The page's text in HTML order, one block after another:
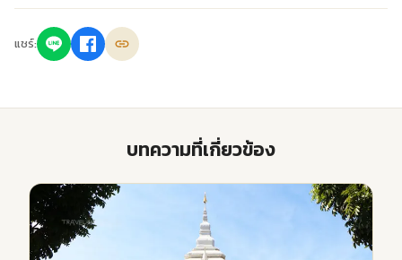
แชร์:
บทความที่เกี่ยวข้อง